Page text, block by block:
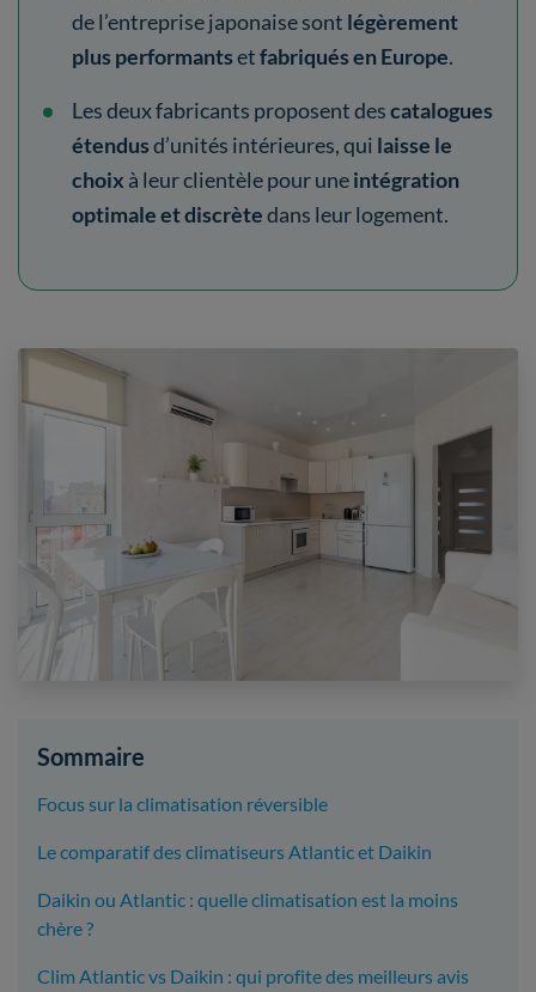
de l’entreprise japonaise sont légèrement
plus performantsetfabriqués en Europe.
Les deux fabricants proposent descatalogues
étendusd’unités intérieures, qui laisse le
choix à leur clientèle pour uneintégration
optimale et discrètedans leur logement.
Sommaire
Focus sur la climatisation réversible
Le comparatif des climatiseurs Atlantic et Daikin
Daikin ou Atlantic : quelle climatisation est la moins
chère ?
Clim Atlantic vs Daikin : qui profite des meilleurs avis